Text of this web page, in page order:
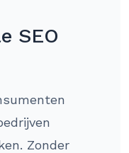
SEO
Zonder